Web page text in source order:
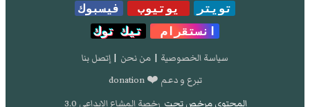
تويتر يوتيوب
فيسبوك
انستقرام
تيك توك
سياسة الخصوصية | من نحن | إتصل بنا
تبرع و دعم ❤️ donation
المحتوى مرخص تحت رخصة المشاع الإبداعي 3.0